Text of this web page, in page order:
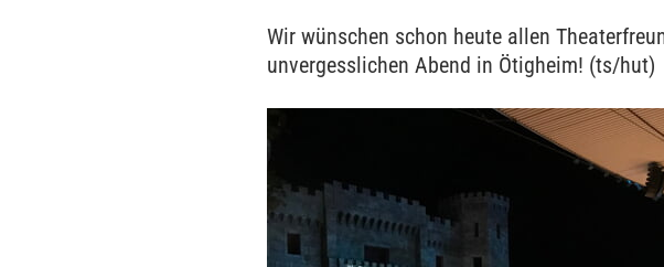
Wir wünschen schon heute allen
unvergesslichen Abend in Ötigheim! (ts/hut)